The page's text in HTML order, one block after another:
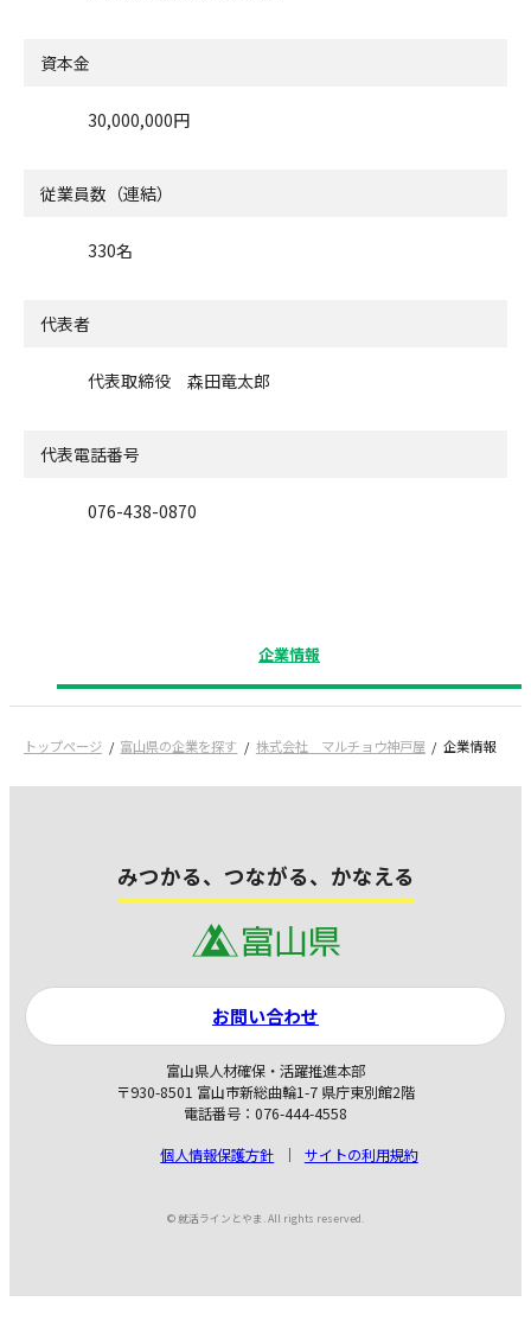
資本金
30,000,000円
従業員数（連結）
330名
代表者
代表取締役 森田竜太郎
代表電話番号
076-438-0870
企業情報
トップページ 富山県の企業を探す 株式会社 マルチョウ神戸屋 企業情報
みつかる、つながる、かなえる
富山県人材確保・活躍推進本部
〒930-8501 富山市新総曲輪1-7 県庁東別館2階
電話番号：076-444-4558
個人情報保護方針
サイトの利用規約
お問い合わせ
© 就活ラインとやま. All rights reserved.